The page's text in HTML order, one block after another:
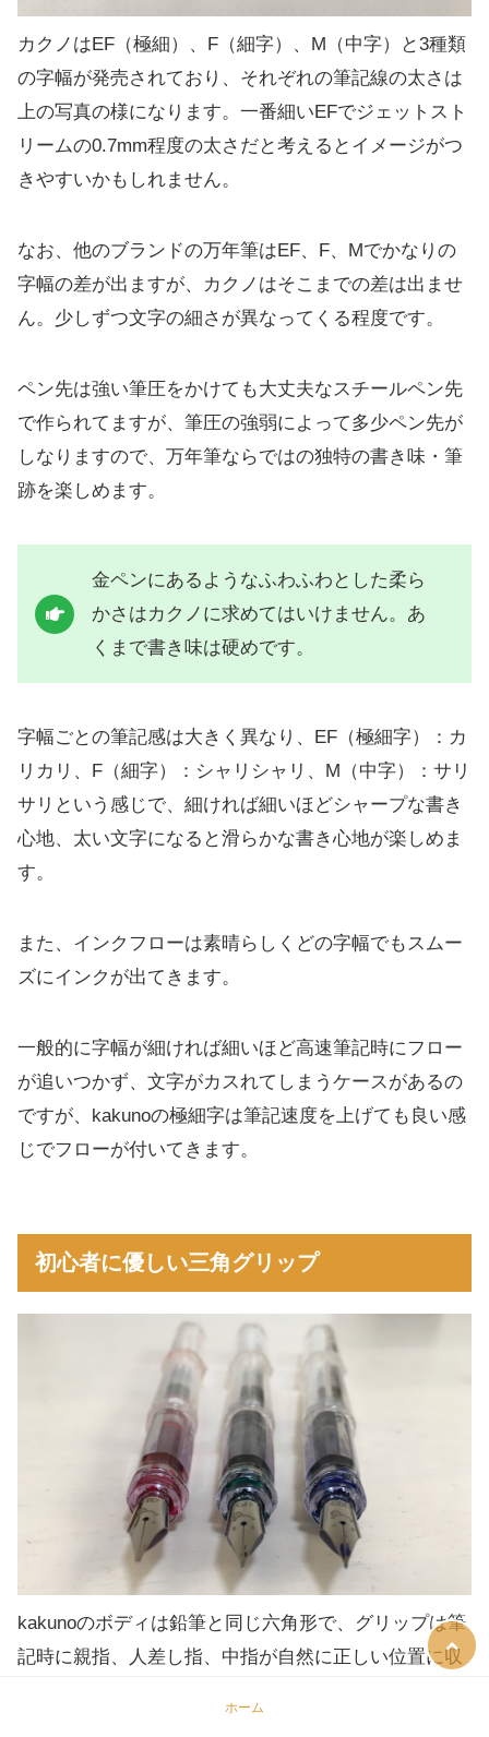
カクノはEF（極細）、F（細字）、M（中字）と3種類
の字幅が発売されており、それぞれの筆記線の太さは
上の写真の様になります。一番細いEFでジェットスト
リームの0.7mm程度の太さだと考えるとイメージがつ
きやすいかもしれません。
なお、他のブランドの万年筆はEF、F、Mでかなりの
字幅の差が出ますが、カクノはそこまでの差は出ませ
ん。少しずつ文字の細さが異なってくる程度です。
ペン先は強い筆圧をかけても大丈夫なスチールペン先
で作られてますが、筆圧の強弱によって多少ペン先が
しなりますので、万年筆ならではの独特の書き味・筆
跡を楽しめます。
金ペンにあるようなふわふわとした柔ら
かさはカクノに求めてはいけません。あ
くまで書き味は硬めです。
字幅ごとの筆記感は大きく異なり、EF（極細字）：カ
リカリ、F（細字）：シャリシャリ、M（中字）：サリ
サリという感じで、細ければ細いほどシャープな書き
心地、太い文字になると滑らかな書き心地が楽しめま
す。
また、インクフローは素晴らしくどの字幅でもスムー
ズにインクが出てきます。
一般的に字幅が細ければ細いほど高速筆記時にフロー
が追いつかず、文字がカスれてしまうケースがあるの
ですが、kakunoの極細字は筆記速度を上げても良い感
じでフローが付いてきます。
初心者に優しい三角グリップ
kakunoのボディは鉛筆と同じ六角形で、グリップは筆
記時に親指、人差し指、中指が自然に正しい位置に収
ホーム